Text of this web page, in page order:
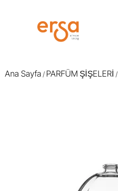
Ana Sayfa /PARFÜM ŞİŞELERİ /